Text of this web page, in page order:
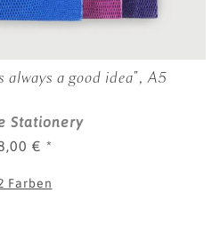
a good idea", A5
Stationery
€ *
Farben